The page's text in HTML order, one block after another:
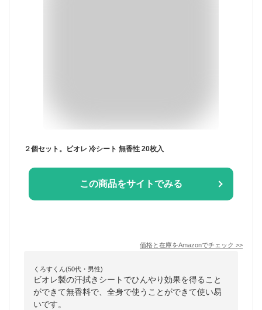
２個セット。ビオレ 冷シート 無香性 20枚入
この商品をサイトでみる
価格と在庫をAmazonでチェック >>
くろすくん(50代・男性)
ビオレ製の汗拭きシートでひんやり効果を得ること
ができて無香料で、全身で使うことができて使い易
いです。